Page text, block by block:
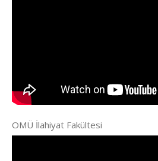
OMÜ İlahiyat Fakültesi